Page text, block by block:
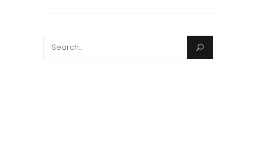
Search